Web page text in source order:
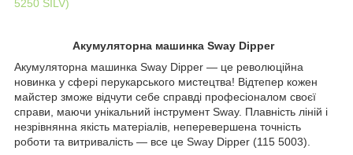
5250 SILV)
Акумуляторна машинка Sway Dipper
Акумуляторна машинка Sway Dipper — це революційна
новинка у сфері перукарського мистецтва! Відтепер кожен
майстер зможе відчути себе справді професіоналом своєї
справи, маючи унікальний інструмент Sway. Плавність ліній і
незрівнянна якість матеріалів, неперевершена точність
роботи та витривалість — все це Sway Dipper (115 5003).